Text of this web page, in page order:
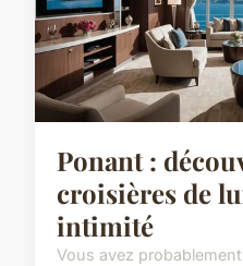
Ponant :
croisières de
intimité
Vous avez